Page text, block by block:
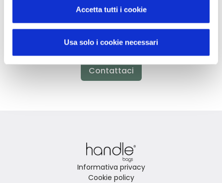
Accetta tutti i cookie
Usa solo i cookie necessari
Non hai trovato quello che stai
cercando?
Contattaci per ricevere asistenza oppure richiedi il tuo
ordine personalizzato
Contattaci
Informativa privacy
Cookie policy